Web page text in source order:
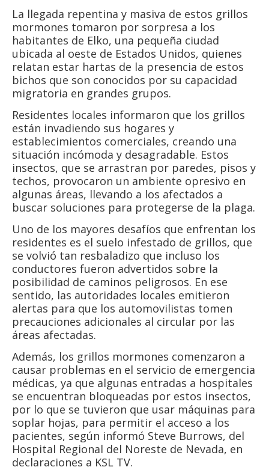
La llegada repentina y masiva de estos grillos
mormones tomaron por sorpresa a los
habitantes de Elko, una pequeña ciudad
ubicada al oeste de Estados Unidos, quienes
relatan estar hartas de la presencia de estos
bichos que son conocidos por su capacidad
migratoria en grandes grupos.
Residentes locales informaron que los grillos
están invadiendo sus hogares y
establecimientos comerciales, creando una
situación incómoda y desagradable. Estos
insectos, que se arrastran por paredes, pisos y
techos, provocaron un ambiente opresivo en
algunas áreas, llevando a los afectados a
buscar soluciones para protegerse de la plaga.
Uno de los mayores desafíos que enfrentan los
residentes es el suelo infestado de grillos, que
se volvió tan resbaladizo que incluso los
conductores fueron advertidos sobre la
posibilidad de caminos peligrosos. En ese
sentido, las autoridades locales emitieron
alertas para que los automovilistas tomen
precauciones adicionales al circular por las
áreas afectadas.
Además, los grillos mormones comenzaron a
causar problemas en el servicio de emergencia
médicas, ya que algunas entradas a hospitales
se encuentran bloqueadas por estos insectos,
por lo que se tuvieron que usar máquinas para
soplar hojas, para permitir el acceso a los
pacientes, según informó Steve Burrows, del
Hospital Regional del Noreste de Nevada, en
declaraciones a KSL TV.